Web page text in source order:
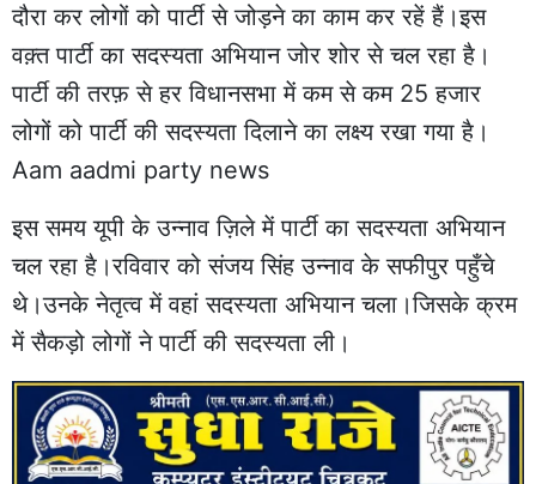
दौरा कर लोगों को पार्टी से जोड़ने का काम कर रहें हैं।इस
वक़्त पार्टी का सदस्यता अभियान जोर शोर से चल रहा है।
पार्टी की तरफ़ से हर विधानसभा में कम से कम 25 हजार
लोगों को पार्टी की सदस्यता दिलाने का लक्ष्य रखा गया है।
Aam aadmi party news
इस समय यूपी के उन्नाव ज़िले में पार्टी का सदस्यता अभियान
चल रहा है।रविवार को संजय सिंह उन्नाव के सफीपुर पहुँचे
थे।उनके नेतृत्व में वहां सदस्यता अभियान चला।जिसके क्रम
में सैकड़ो लोगों ने पार्टी की सदस्यता ली।